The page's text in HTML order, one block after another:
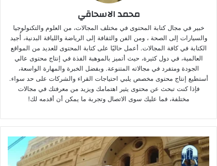
محمد الاسحاقي
خبير في مجال كتابة المحتوى في مختلف المجالات، من العلوم والتكنولوجيا
والسيارات إلى الصحة ، ومن الفن والثقافة إلى الرياضة واللياقة البدنية، أُجيد
الكتابة في كافة المجالات. أعمل حاليًا على كتابة المحتوى للعديد من المواقع
العالمية، في دول كثيرة، حيث أتميز بالموهبة الفذة في إنتاج محتوى عالي
الجودة ومتفرد في مجالاته المتنوعة. وبفضل الخبرة والمهارة الواسعة،
أستطيع إنتاج محتوى مخصص يلبي احتياجات القراء والشركات على حد سواء.
فإذا كنت تبحث عن محتوى يثير اهتمامك ويزيد من معرفتك في مجالات
مختلفة، فما عليك سوى الاتصال وتجربة ما يمكن أن أقدمه لك!
ش
ر
ك